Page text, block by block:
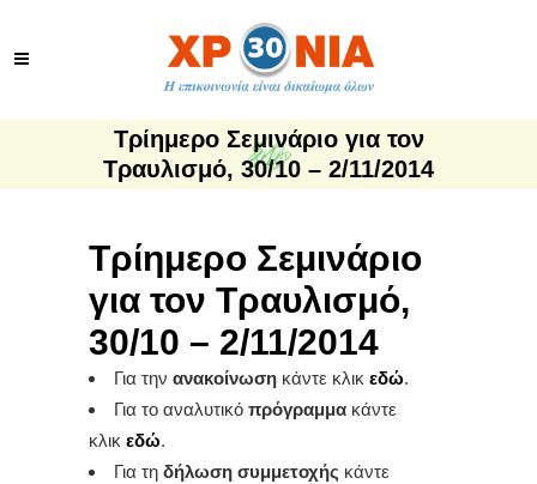
Τρίημερο Σεμινάριο για τον
Τραυλισμό, 30/10 – 2/11/2014
Τρίημερο Σεμινάριο
για τον Τραυλισμό,
30/10 – 2/11/2014
Για την ανακοίνωση κάντε κλικ εδώ.
Για το αναλυτικό πρόγραμμα κάντε
κλικ εδώ.
Για τη δήλωση συμμετοχής κάντε